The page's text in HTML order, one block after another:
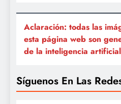
Aclaración: todas las
esta página web son
de la inteligencia artificial
Síguenos En Las